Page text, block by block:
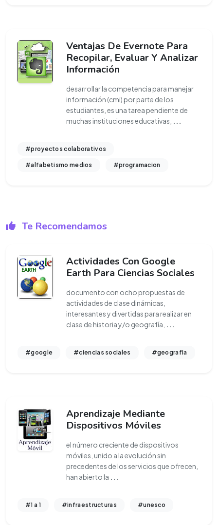
Ventajas De Evernote Para
Recopilar, Evaluar Y Analizar
Información
desarrollar la competencia para manejar
información (cmi) por parte de los
estudiantes, es una tarea pendiente de
muchas instituciones educativas, ...
#proyectos colaborativos
#alfabetismo medios #programacion
Te Recomendamos
Actividades Con Google
Earth Para Ciencias Sociales
documento con ocho propuestas de
actividades de clase dinámicas,
interesantes y divertidas para realizar en
clase de historia y/o geografía, ...
#google #ciencias sociales #geografia
Aprendizaje Mediante
Dispositivos Móviles
el número creciente de dispositivos
móviles, unido a la evolución sin
precedentes de los servicios que ofrecen,
han abierto la ...
#1 a 1 #infraestructuras #unesco